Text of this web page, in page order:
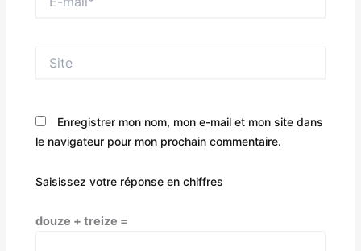
mail*
Enregistrer mon nom, mon e-mail et mon site dans
le navigateur pour mon prochain commentaire.
Saisissez votre réponse en chiffres
douze + treize =